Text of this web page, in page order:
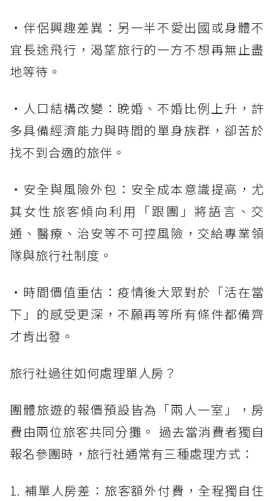
・伴侶興趣差異：另一半不愛出國或身體不
宜長途飛行，渴望旅行的一方不想再無止盡
地等待。
・人口結構改變：晚婚、不婚比例上升，許
多具備經濟能力與時間的單身族群，卻苦於
找不到合適的旅伴。
・安全與風險外包：安全成本意識提高，尤
其女性旅客傾向利用「跟團」將語言、交
通、醫療、治安等不可控風險，交給專業領
隊與旅行社制度。
・時間價值重估：疫情後大眾對於「活在當
下」的感受更深，不願再等所有條件都備齊
才肯出發。
旅行社過往如何處理單人房？
團體旅遊的報價預設皆為「兩人一室」，房
費由兩位旅客共同分攤。 過去當消費者獨自
報名參團時，旅行社通常有三種處理方式：
1. 補單人房差：旅客額外付費，全程獨自住